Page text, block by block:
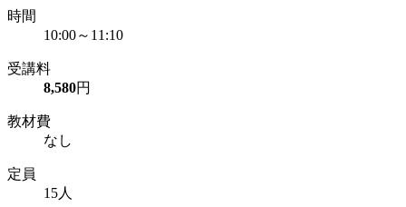
時間
10:00～11:10
受講料
8,580円
教材費
なし
定員
15人